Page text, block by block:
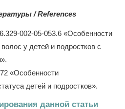
/ References
002-05-053.6 «Особенности
у детей и подростков с
«Особенности
детей и подростков».
данной статьи